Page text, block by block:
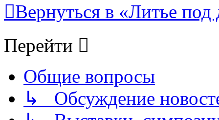
Вернуться в «Литье
Перейти
Общие вопросы
↳ Обсуждение